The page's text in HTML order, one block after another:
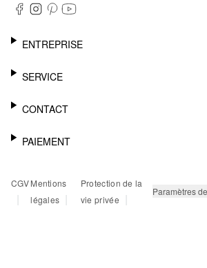
ENTREPRISE
CARRIÈRE
SERVICE
NEWSLETTER
MÉMO
RETOURS
FAQ
CONTACT
AIDE
PAIEMENT
PAYPAL
CARTE BANCAIRE
CGV
|
Mentions
légales |
Protection de la
vie privée
| Paramètres